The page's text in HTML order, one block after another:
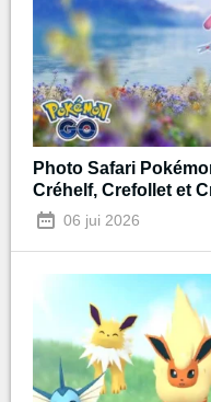
Photo Safari
Créhelf, Crefollet et
06 jui 2026